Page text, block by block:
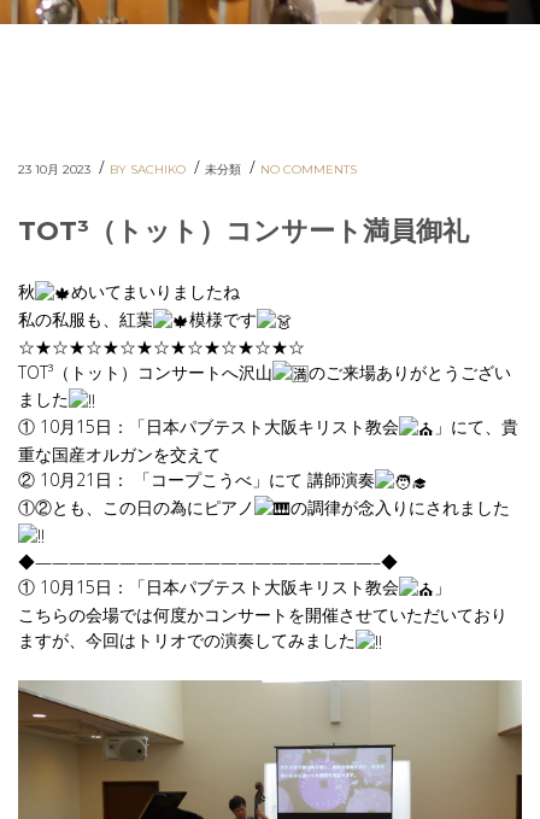
23 10月 2023 / BY SACHIKO / 未分類 / NO COMMENTS
TOT³（トット）コンサート満員御礼
秋
めいてまいりましたね
私の私服も、紅葉
模様です
☆★☆★☆★☆★☆★☆★☆★☆★☆
TOT³（トット）コンサートへ沢山
のご来場ありがとうござい
ました
① 10月15日：「日本パブテスト大阪キリスト教会
」にて、貴
重な国産オルガンを交えて
② 10月21日： 「コープこうべ」にて 講師演奏
①②とも、この日の為にピアノ
の調律が念入りにされました
◆————————————————————–◆
① 10月15日：「日本パブテスト大阪キリスト教会
」
こちらの会場では何度かコンサートを開催させていただいており
ますが、今回はトリオでの演奏してみました